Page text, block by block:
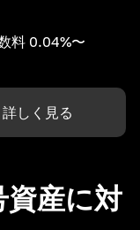
料 0.04%〜
詳しく見る
産に対